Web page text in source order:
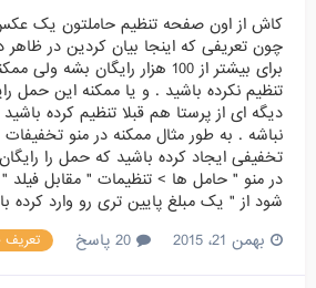
کاش از اون صفحه تنظیم حاملتون یک عکس
چون تعریفی که اینجا بیان کردین در ظاهر
برای بیشتر از 100 هزار رایگان
تنظیم نکرده باشید . و یا ممکنه این حمل
دیگه ای از پرستا هم قبلا تنظیم کرده
نباشه . به طور مثال ممکنه در منو
تخفیفی ایجاد کرده باشید که حمل را
در منو " حامل ها > تنظیمات " مقابل
شود از " یک مبلغ پایین تری رو وارد کرده
بهمن 21، 2015